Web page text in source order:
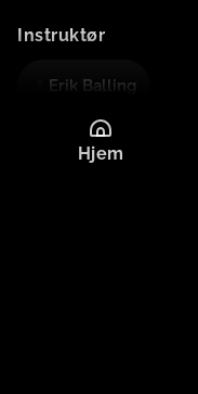
Instruktør
Erik Balling
Mere information
Hjem